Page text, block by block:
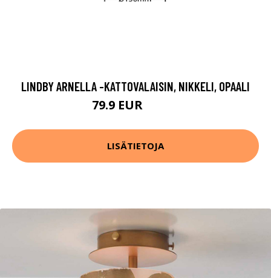
LINDBY ARNELLA -KATTOVALAISIN, NIKKELI, OPAALI
79.9 EUR
LISÄTIETOJA